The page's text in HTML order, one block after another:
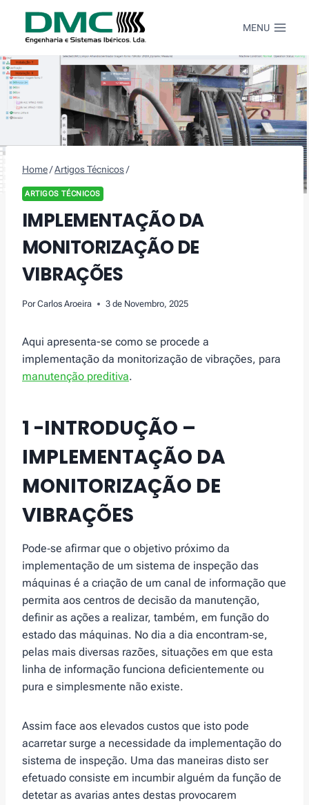
content
MENU
Home/Artigos Técnicos/
ARTIGOS TÉCNICOS
IMPLEMENTAÇÃO DA
MONITORIZAÇÃO DE
VIBRAÇÕES
Por Carlos Aroeira 3 de Novembro, 2025
Aqui apresenta-se como se procede a
implementação da monitorização de vibrações, para
manutenção preditiva.
1 -INTRODUÇÃO –
IMPLEMENTAÇÃO DA
MONITORIZAÇÃO DE
VIBRAÇÕES
Pode‑se afirmar que o objetivo próximo da
implementação de um sistema de inspeção das
máquinas é a criação de um canal de informação que
permita aos centros de decisão da manutenção,
definir as ações a realizar, também, em função do
estado das máquinas. No dia a dia encontram‑se,
pelas mais diversas razões, situações em que esta
linha de informação funciona deficientemente ou
pura e simplesmente não existe.
Assim face aos elevados custos que isto pode
acarretar surge a necessidade da implementação do
sistema de inspeção. Uma das maneiras disto ser
efetuado consiste em incumbir alguém da função de
detetar as avarias antes destas provocarem